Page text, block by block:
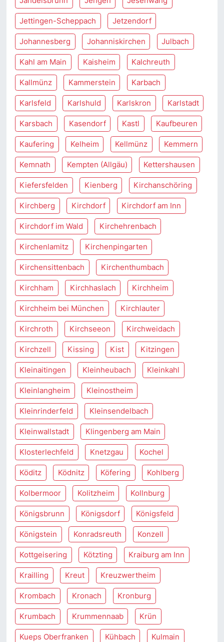
Jettingen-Scheppach Jetzendorf
Johannesberg Johanniskirchen Julbach
Kahl am Main Kaisheim Kalchreuth
Kallmünz Kammerstein Karbach
Karlsfeld Karlshuld Karlskron Karlstadt
Karsbach Kasendorf Kastl Kaufbeuren
Kaufering Kelheim Kellmünz Kemmern
Kemnath Kempten (Allgäu) Kettershausen
Kiefersfelden Kienberg Kirchanschöring
Kirchberg Kirchdorf Kirchdorf am Inn
Kirchdorf im Wald Kirchehrenbach
Kirchenlamitz Kirchenpingarten
Kirchensittenbach Kirchenthumbach
Kirchham Kirchhaslach Kirchheim
Kirchheim bei München Kirchlauter
Kirchroth Kirchseeon Kirchweidach
Kirchzell Kissing Kist Kitzingen
Kleinaitingen Kleinheubach Kleinkahl
Kleinlangheim Kleinostheim
Kleinrinderfeld Kleinsendelbach
Kleinwallstadt Klingenberg am Main
Klosterlechfeld Knetzgau Kochel
Köditz Ködnitz Köfering Kohlberg
Kolbermoor Kolitzheim Kollnburg
Königsbrunn Königsdorf Königsfeld
Königstein Konradsreuth Konzell
Kottgeisering Kötzting Kraiburg am Inn
Krailling Kreut Kreuzwertheim
Krombach Kronach Kronburg
Krumbach Krummennaab Krün
Kueps Oberfranken Kühbach Kulmain